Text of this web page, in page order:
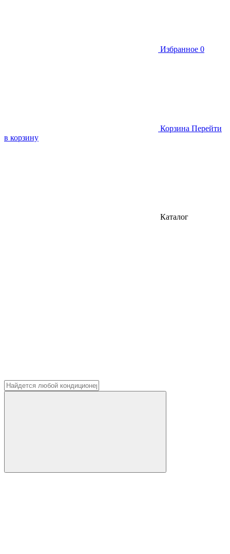
Избранное 0
Корзина Перейти
в корзину
Каталог